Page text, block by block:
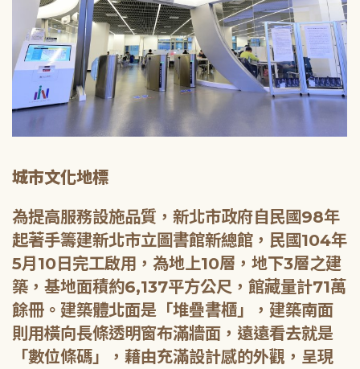
城市文化地標
為提高服務設施品質，新北市政府自民國98年
起著手籌建新北市立圖書館新總館，民國104年
5月10日完工啟用，為地上10層，地下3層之建
築，基地面積約6,137平方公尺，館藏量計71萬
餘冊。建築體北面是「堆疊書櫃」，建築南面
則用橫向長條透明窗布滿牆面，遠遠看去就是
「數位條碼」，藉由充滿設計感的外觀，呈現